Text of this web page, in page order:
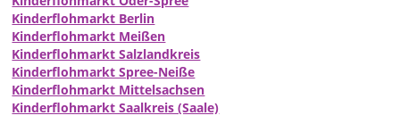
Kinderflohmarkt Berlin
Kinderflohmarkt Meißen
Kinderflohmarkt Salzlandkreis
Kinderflohmarkt Spree-Neiße
Kinderflohmarkt Mittelsachsen
Kinderflohmarkt Saalkreis (Saale)